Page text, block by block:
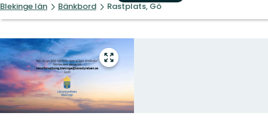
Blekinge län Bänkbord Rastplats, Gö
Gå
till